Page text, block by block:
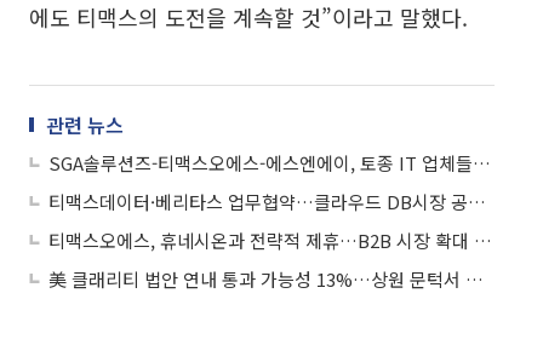
에도 티맥스의 도전을 계속할 것”이라고 말했다.
관련 뉴스
SGA솔루션즈-티맥스오에스-에스엔에이, 토종 IT 업체들 맞손
티맥스데이터·베리타스 업무협약…클라우드 DB시장 공략 박차
티맥스오에스, 휴네시온과 전략적 제휴…B2B 시장 확대 집중
美 클래리티 법안 연내 통과 가능성 13%…상원 문턱서 제동